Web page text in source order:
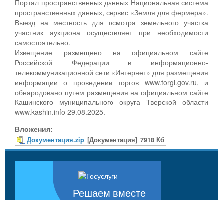
Портал пространственных данных Национальная система
пространственных данных, сервис «Земля для фермера».
Выезд на местность для осмотра земельного участка
участник аукциона осуществляет при необходимости
самостоятельно.
Извещение размещено на официальном сайте
Российской Федерации в информационно-
телекоммуникационной сети «Интернет» для размещения
информации о проведении торгов www.torgi.gov.ru, и
обнародовано путем размещения на официальном сайте
Кашинского муниципального округа Тверской области
www.kashin.info 29.08.2025.
Вложения:
Документация.zip [Документация] 7918 Кб
Решаем вместе